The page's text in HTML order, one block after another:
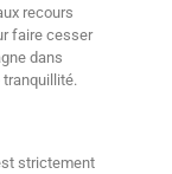
recours
faire cesser
dans
strictement